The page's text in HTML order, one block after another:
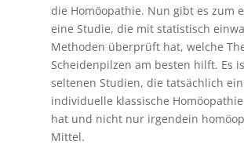
die Homöopathie. Nun gibt es zum
eine Studie, die mit statistisch
Methoden überprüft hat, welche
Scheidenpilzen am besten hilft. Es
seltenen Studien, die tatsächlich
individuelle klassische
hat und nicht nur irgendein
Mittel.